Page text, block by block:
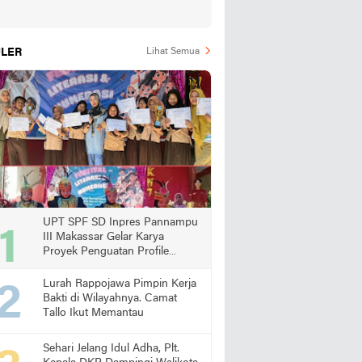
Lihat Semua
UPT SPF SD Inpres Pannampu
III Makassar Gelar Karya
Proyek Penguatan Profile
Lurah Rappojawa Pimpin Kerja
Bakti di Wilayahnya. Camat
Tallo Ikut Memantau
Sehari Jelang Idul Adha, Plt.